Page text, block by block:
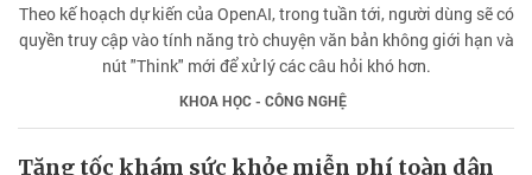
Theo kế hoạch dự kiến của OpenAI, trong tuần tới, người dùng sẽ có
quyền truy cập vào tính năng trò chuyện văn bản không giới hạn và
nút "Think" mới để xử lý các câu hỏi khó hơn.
KHOA HỌC - CÔNG NGHỆ
Tăng tốc khám sức khỏe miễn phí toàn dân